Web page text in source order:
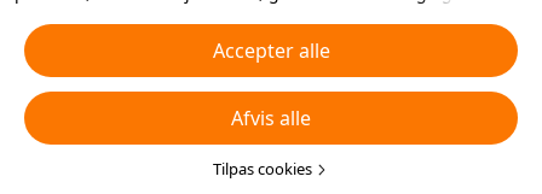
»Afvise alle« ikke-essentielle cookies eller vælge, hvilke typer
cookies du vil acceptere eller deaktivere, ved at klikke på
»Tilpas cookies« nedenfor eller når som helst i dine
privatlivsindstillinger. For flere detaljer, se vores
cookies og lignende teknologier.
Accepter alle
Afvis alle
Tilpas cookies